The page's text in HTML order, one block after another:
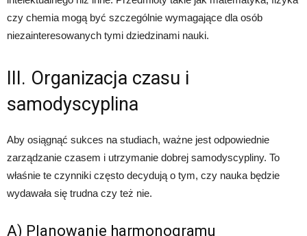
czy chemia mogą być szczególnie wymagające dla osób
niezainteresowanych tymi dziedzinami nauki.
III. Organizacja czasu i
samodyscyplina
Aby osiągnąć sukces na studiach, ważne jest odpowiednie
zarządzanie czasem i utrzymanie dobrej samodyscypliny. To
właśnie te czynniki często decydują o tym, czy nauka będzie
wydawała się trudna czy też nie.
A) Planowanie harmonogramu